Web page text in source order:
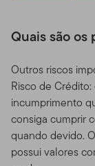
Quais são
Outros riscos
Risco de
incumprimento
consiga cumprir
quando devido.
possui valores